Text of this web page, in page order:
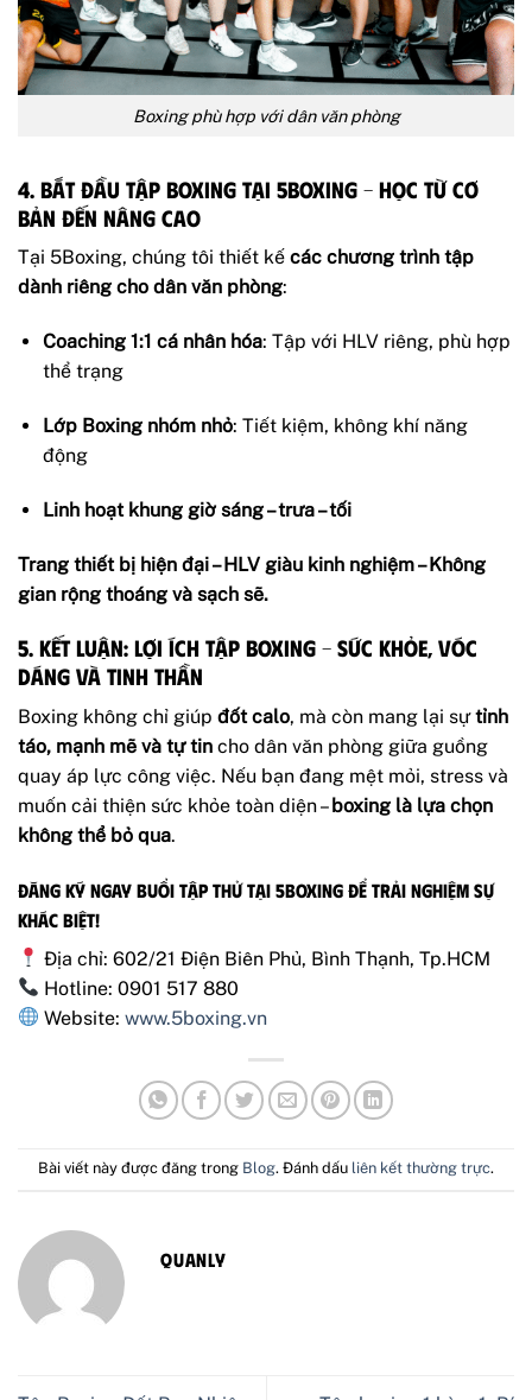
Boxing phù hợp với dân văn phòng
4. Bắt đầu tập boxing tại 5Boxing – Học từ cơ
bản đến nâng cao
Tại 5Boxing, chúng tôi thiết kế các chương trình tập
dành riêng cho dân văn phòng:
Coaching 1:1 cá nhân hóa: Tập với HLV riêng, phù hợp
thể trạng
Lớp Boxing nhóm nhỏ: Tiết kiệm, không khí năng
động
Linh hoạt khung giờ sáng – trưa – tối
Trang thiết bị hiện đại – HLV giàu kinh nghiệm – Không
gian rộng thoáng và sạch sẽ.
5. Kết luận: Lợi ích tập boxing – Sức khỏe, vóc
dáng và tinh thần
Boxing không chỉ giúp đốt calo, mà còn mang lại sựtỉnh
táo, mạnh mẽ và tự tin cho dân văn phòng giữa guồng
quay áp lực công việc. Nếu bạn đang mệt mỏi, stress và
muốn cải thiện sức khỏe toàn diện –boxing là lựa chọn
không thể bỏ qua.
Đăng ký ngay buổi tập thử tại 5Boxing để trải nghiệm sự
khác biệt!
Địa chỉ: 602/21 Điện Biên Phủ, Bình Thạnh, Tp.HCM
Hotline: 0901 517 880
Website:www.5boxing.vn
Bài viết này được đăng trong Blog. Đánh dấu liên kết thường trực.
QUANLY